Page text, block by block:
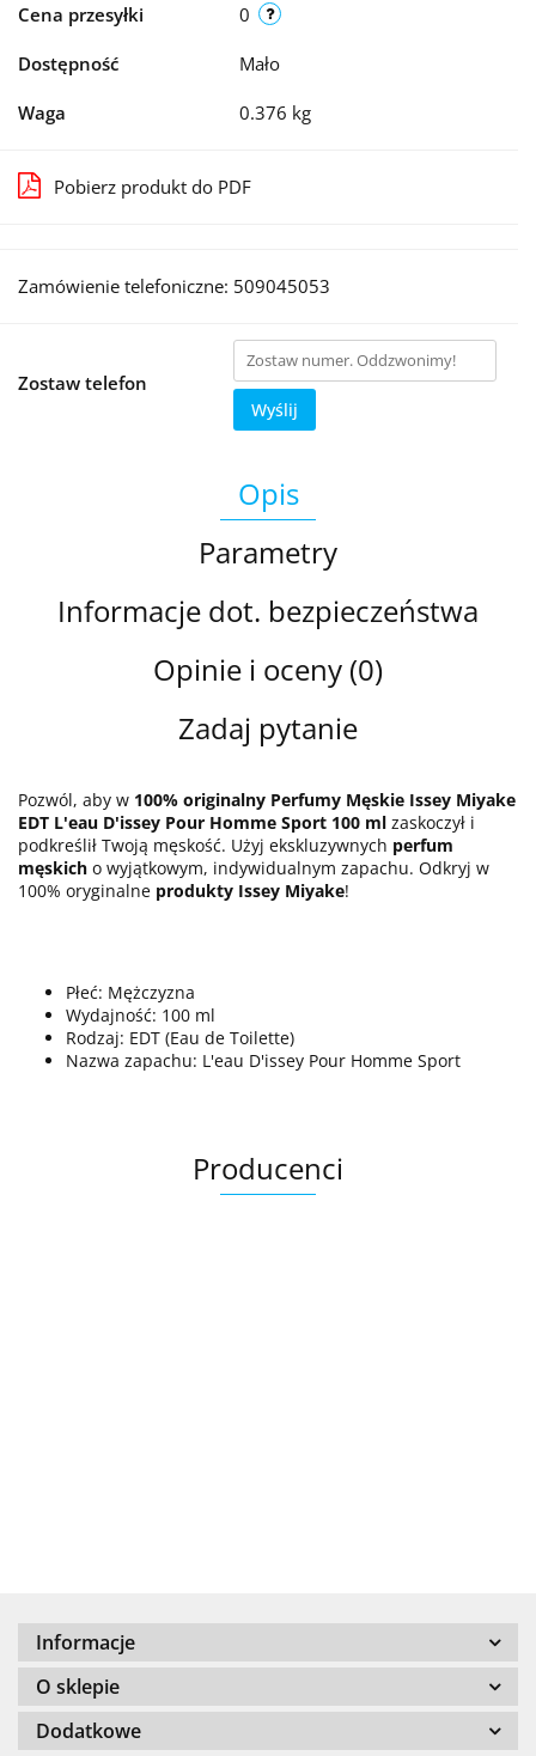
Cena przesyłki 0
Dostępność Mało
Waga 0.376 kg
Pobierz produkt do PDF
Zamówienie telefoniczne: 509045053
Zostaw telefon
Wyślij
Opis
Parametry
Informacje dot. bezpieczeństwa
Opinie i oceny (0)
Zadaj pytanie
Pozwól, aby w 100% originalny Perfumy Męskie Issey Miyake
EDT L'eau D'issey Pour Homme Sport 100 ml zaskoczył i
podkreślił Twoją męskość. Użyj ekskluzywnych perfum
męskich o wyjątkowym, indywidualnym zapachu. Odkryj w
100% oryginalne produkty Issey Miyake!
Płeć: Mężczyzna
Wydajność: 100 ml
Rodzaj: EDT (Eau de Toilette)
Nazwa zapachu: L'eau D'issey Pour Homme Sport
Producenci
Informacje
O sklepie
Dodatkowe